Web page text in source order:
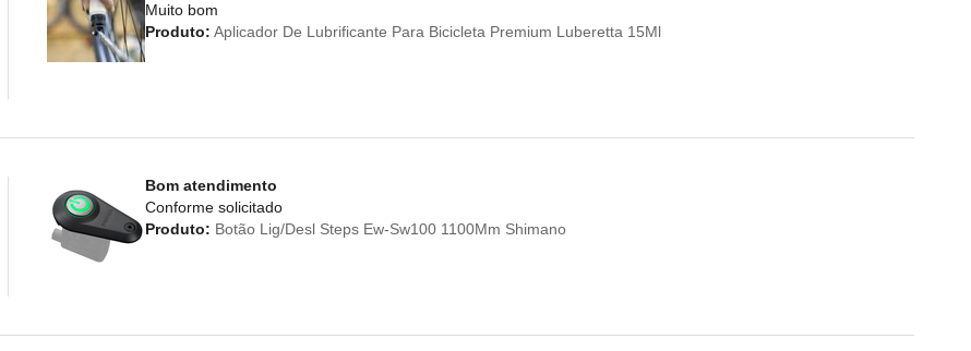
Muito bom
Produto: Aplicador De Lubrificante Para Bicicleta Premium Luberetta 15Ml
Bom atendimento
Conforme solicitado
Produto: Botão Lig/Desl Steps Ew-Sw100 1100Mm Shimano